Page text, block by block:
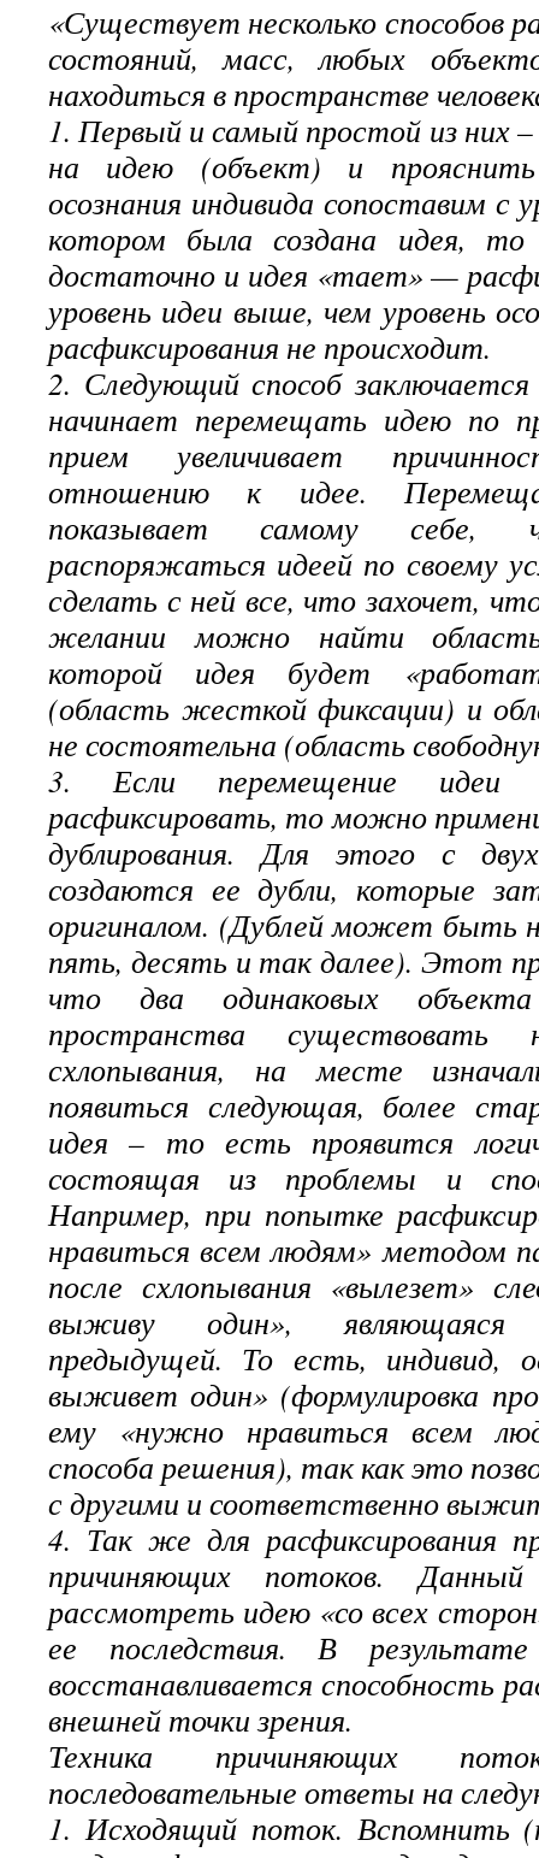
«Существует несколько способов
состояний, масс, любых
находиться в пространстве
1. Первый и самый простой из них
на идею (объект) и
осознания индивида сопоставим с
котором была создана идея, то
достаточно и идея «тает» —
уровень идеи выше, чем уровень
расфиксирования не происходит.
2. Следующий способ
начинает перемещать идею по
прием увеличивает
отношению к идее.
показывает самому
распоряжаться идеей по своему
сделать с ней все, что захочет,
желании можно найти
которой идея будет
(область жесткой фиксации) и
не состоятельна (область
3. Если перемещение
расфиксировать, то можно
дублирования. Для этого с
создаются ее дубли, которые
оригиналом. (Дублей может быть
пять, десять и так далее). Этот
что два одинаковых
пространства
схлопывания, на месте
появиться следующая, более
идея – то есть проявится
состоящая из проблемы и
Например, при попытке
нравиться всем людям» методом
после схлопывания «вылезет»
выживу один», являющаяся
предыдущей. То есть, индивид,
выживет один» (формулировка
ему «нужно нравиться всем
способа решения), так как это
с другими и соответственно
4. Так же для расфиксирования
причиняющих потоков. Данный
рассмотреть идею «со всех
ее последствия. В
восстанавливается способность
внешней точки зрения.
Техника причиняющих
последовательные ответы на
1. Исходящий поток. Вспомнить